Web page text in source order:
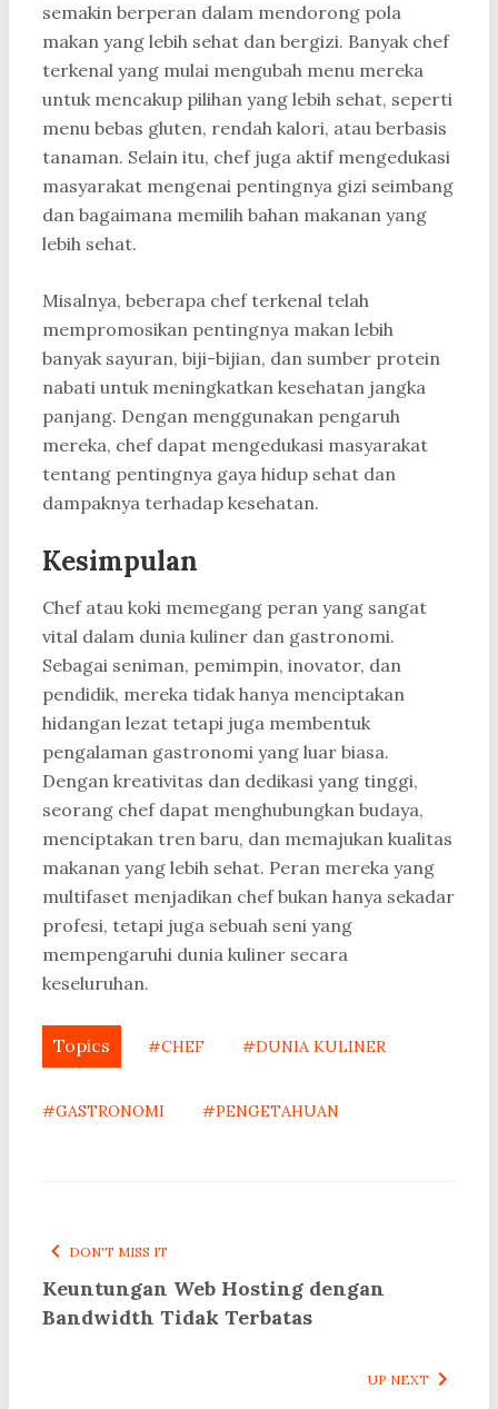
semakin berperan dalam mendorong pola
makan yang lebih sehat dan bergizi. Banyak chef
terkenal yang mulai mengubah menu mereka
untuk mencakup pilihan yang lebih sehat, seperti
menu bebas gluten, rendah kalori, atau berbasis
tanaman. Selain itu, chef juga aktif mengedukasi
masyarakat mengenai pentingnya gizi seimbang
dan bagaimana memilih bahan makanan yang
lebih sehat.
Misalnya, beberapa chef terkenal telah
mempromosikan pentingnya makan lebih
banyak sayuran, biji-bijian, dan sumber protein
nabati untuk meningkatkan kesehatan jangka
panjang. Dengan menggunakan pengaruh
mereka, chef dapat mengedukasi masyarakat
tentang pentingnya gaya hidup sehat dan
dampaknya terhadap kesehatan.
Kesimpulan
Chef atau koki memegang peran yang sangat
vital dalam dunia kuliner dan gastronomi.
Sebagai seniman, pemimpin, inovator, dan
pendidik, mereka tidak hanya menciptakan
hidangan lezat tetapi juga membentuk
pengalaman gastronomi yang luar biasa.
Dengan kreativitas dan dedikasi yang tinggi,
seorang chef dapat menghubungkan budaya,
menciptakan tren baru, dan memajukan kualitas
makanan yang lebih sehat. Peran mereka yang
multifaset menjadikan chef bukan hanya sekadar
profesi, tetapi juga sebuah seni yang
mempengaruhi dunia kuliner secara
keseluruhan.
Topics #CHEF #DUNIA KULINER
#GASTRONOMI #PENGETAHUAN
DON'T MISS IT
Keuntungan Web Hosting dengan
Bandwidth Tidak Terbatas
UP NEXT